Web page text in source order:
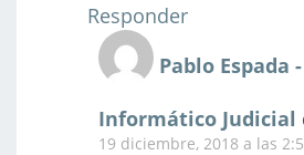
Responder
Pablo Espada
Informático Judicial
19 diciembre, 2018 a las